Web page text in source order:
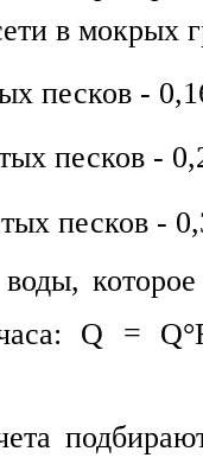
в мокрых
песков -
песков -
песков -
которое
Q = Q°